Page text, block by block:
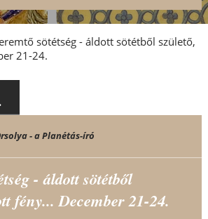
sötétség - áldott sötétből születő,
21-24.
- a Planétás-író
- áldott sötétből
fény... December 21-24.